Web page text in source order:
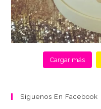
Cargar más
Síguenos En Facebook